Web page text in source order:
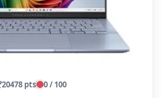
20478 pts 0 / 100